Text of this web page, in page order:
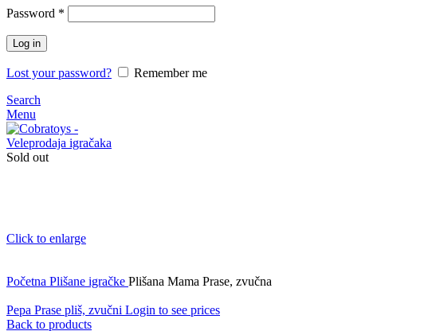
Password *
Log in
Lost your password?
Remember me
Search
Menu
Sold out
Click to enlarge
Početna Plišane igračke Plišana Mama Prase, zvučna
Pepa Prase pliš, zvučni Login to see prices
Back to products